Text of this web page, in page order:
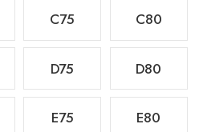
C75 C80
D75 D80
E75 E80